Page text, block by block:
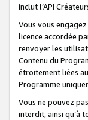
inclut l’API
Vous vous
licence accordée
renvoyer les
Contenu du
étroitement liées
Programme
Vous ne pouvez
interdit, ainsi qu’à